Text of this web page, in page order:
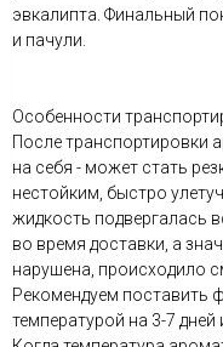
эвкалипта. Финальный
и пачули.
Особенности
После транспортировки
на себя - может стать
нестойким, быстро
жидкость подвергалась
во время доставки, а
нарушена, происходило
Рекомендуем поставить
температурой на 3-7 дней